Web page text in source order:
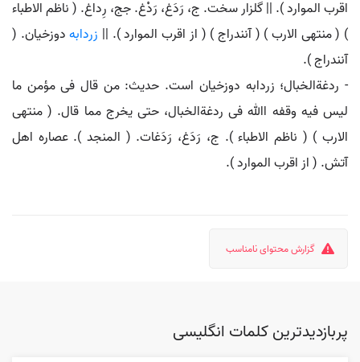
اقرب الموارد ). || گلزار سخت. ج، رَدَغ، رَدْغ. جج، رِداغ. ( ناظم الاطباء
) ( منتهی الارب ) ( آنندراج ) ( از اقرب الموارد ). || زردابهدوزخیان. (
آنندراج ).
- ردغةالخبال؛ زردابه دوزخیان است. حدیث: من قال فی مؤمن ما
لیس فیه وقفه اﷲ فی ردغةالخبال، حتی یخرج مما قال. ( منتهی
الارب ) ( ناظم الاطباء ). ج، رَدَغ، رَدَغات. ( المنجد ). عصاره اهل
آتش. ( از اقرب الموارد ).
گزارش محتوای نامناسب
پربازدیدترین کلمات انگلیسی